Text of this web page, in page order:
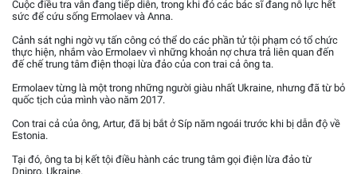
Cuộc điều tra vẫn đang tiếp diễn, trong khi đó các bác sĩ đang nỗ lực hết
sức để cứu sống Ermolaev và Anna.
Cảnh sát nghi ngờ vụ tấn công có thể do các phần tử tội phạm có tổ chức
thực hiện, nhắm vào Ermolaev vì những khoản nợ chưa trả liên quan đến
đế chế trung tâm điện thoại lừa đảo của con trai cả ông ta.
Ermolaev từng là một trong những người giàu nhất Ukraine, nhưng đã từ bỏ
quốc tịch của mình vào năm 2017.
Con trai cả của ông, Artur, đã bị bắt ở Síp năm ngoái trước khi bị dẫn độ về
Estonia.
Tại đó, ông ta bị kết tội điều hành các trung tâm gọi điện lừa đảo từ
Dnipro, Ukraine.